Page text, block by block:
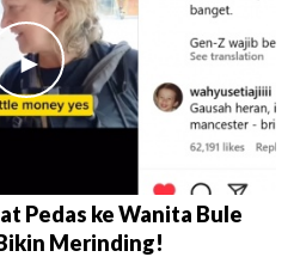
►
Pedas ke Wanita Bule
Merinding!